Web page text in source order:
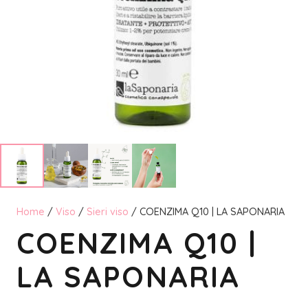
Home / Viso / Sieri viso / COENZIMA Q10 | LA SAPONARIA
COENZIMA Q10 |
LA SAPONARIA